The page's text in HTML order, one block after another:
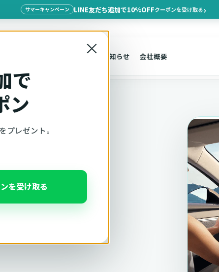
サマーキャンペーン LINE友だち追加で10%OFFクーポンを受け取る
×
で
ン
プレゼント。
を受け取る
サポート お知らせ 会社概要
確認
事項をこのページ
だ状態でそのままご